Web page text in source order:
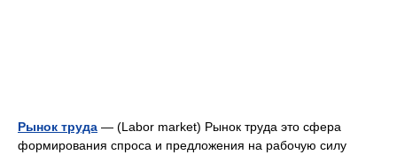
Рынок труда — (Labor market) Рынок труда это сфера
формирования спроса и предложения на рабочую силу